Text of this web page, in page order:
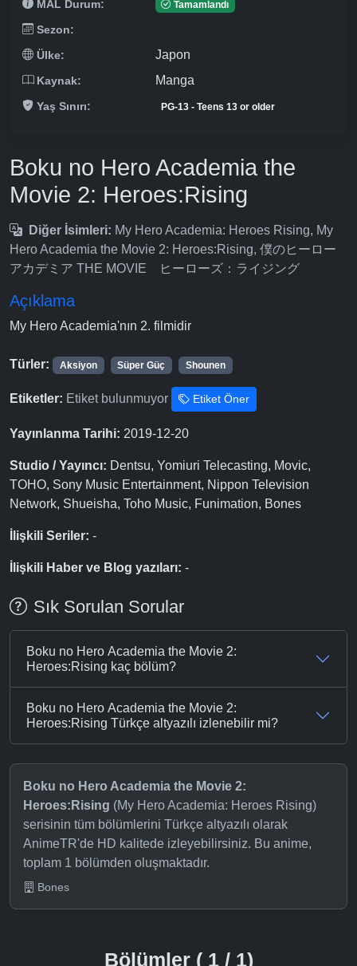
MAL Durum: Tamamlandı
Sezon:
Ülke:
Japon
Kaynak: Manga
Yaş Sınırı: PG-13 - Teens 13 or older
Boku no Hero Academia the
Movie 2: Heroes:Rising
Diğer İsimleri: My Hero Academia: Heroes Rising, My
Hero Academia the Movie 2: Heroes:Rising, 僕のヒーロー
アカデミア THE MOVIE ヒーローズ：ライジング
Açıklama
My Hero Academia'nın 2. filmidir
Türler: Aksiyon Süper Güç Shounen
Etiketler: Etiket bulunmuyor Etiket Öner
Yayınlanma Tarihi: 2019-12-20
Studio / Yayıncı: Dentsu, Yomiuri Telecasting, Movic,
TOHO, Sony Music Entertainment, Nippon Television
Network, Shueisha, Toho Music, Funimation, Bones
İlişkili Seriler: -
İlişkili Haber ve Blog yazıları: -
Sık Sorulan Sorular
Boku no Hero Academia the Movie 2:
Heroes:Rising kaç bölüm?
Boku no Hero Academia the Movie 2:
Heroes:Rising Türkçe altyazılı izlenebilir mi?
Boku no Hero Academia the Movie 2:
Heroes:Rising (My Hero Academia: Heroes Rising)
serisinin tüm bölümlerini Türkçe altyazılı olarak
AnimeTR'de HD kalitede izleyebilirsiniz. Bu anime,
toplam 1 bölümden oluşmaktadır.
Bones
Bölümler ( 1 / 1)